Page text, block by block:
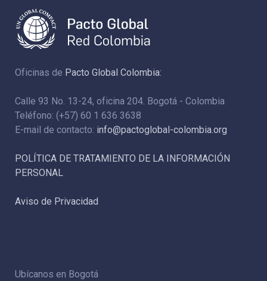
Oficinas de Pacto Global Colombia:
Calle 93 No. 13-24, oficina 204. Bogotá - Colombia
Teléfono: (+57) 60 1 636 3638
E-mail de contacto: info@pactoglobal-colombia.org
POLÍTICA DE TRATAMIENTO DE LA INFORMACIÓN
PERSONAL
Aviso de Privacidad
Ubícanos en Bogotá